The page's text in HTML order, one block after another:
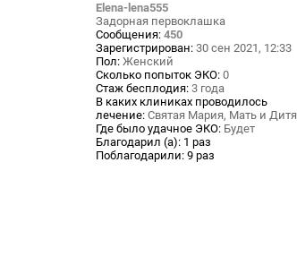
Elena-lena555
Задорная первоклашка
Сообщения: 450
Зарегистрирован: 30 сен 2021, 12:33
Пол: Женский
Сколько попыток ЭКО: 0
Стаж бесплодия: 3 года
В каких клиниках проводилось
лечение: Святая Мария, Мать и Дитя
Где было удачное ЭКО: Будет
Благодарил (а): 1 раз
Поблагодарили: 9 раз